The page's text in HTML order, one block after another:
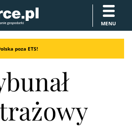
MENU
poza ETS!